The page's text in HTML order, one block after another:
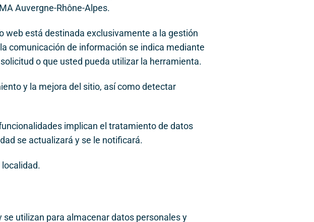
Auvergne-Rhône-Alpes.
web está destinada exclusivamente a la gestión
comunicación de información se indica mediante
o que usted pueda utilizar la herramienta.
y la mejora del sitio, así como detectar
implican el tratamiento de datos
se actualizará y se le notificará.
utilizan para almacenar datos personales y